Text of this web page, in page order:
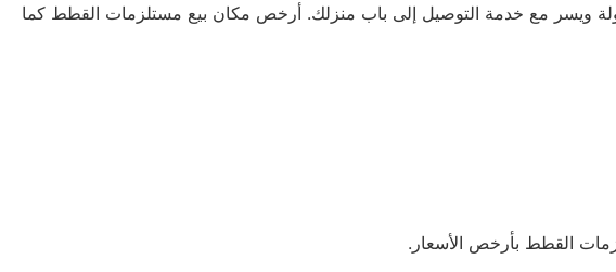
ويسر مع خدمة التوصيل إلى باب منزلك. أرخص مكان بيع مستلزمات القطط كما